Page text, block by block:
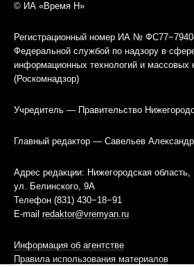
© ИА «Время Н»
Регистрационный номер ИА №
Федеральной службой по надзору в
информационных технологий и массовых
(Роскомнадзор)
Учредитель — Правительство
Главный редактор — Савельев
Адрес редакции: Нижегородская
ул. Белинского, 9А
Телефон (831) 430−18−91
E-mail redaktor@vremyan.ru
Информация об агентстве
Правила использования материалов